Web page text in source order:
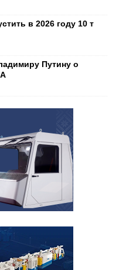
в 2026 году 10 т
Путину о